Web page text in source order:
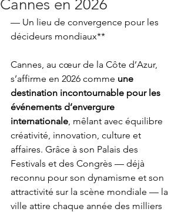
Cannes en 2026
— Un lieu de convergence pour les
décideurs mondiaux**
Cannes, au cœur de la Côte d’Azur,
s’affirme en 2026 comme une
destination incontournable pour les
événements d’envergure
internationale, mêlant avec équilibre
créativité, innovation, culture et
affaires. Grâce à son Palais des
Festivals et des Congrès — déjà
reconnu pour son dynamisme et son
attractivité sur la scène mondiale — la
ville attire chaque année des milliers